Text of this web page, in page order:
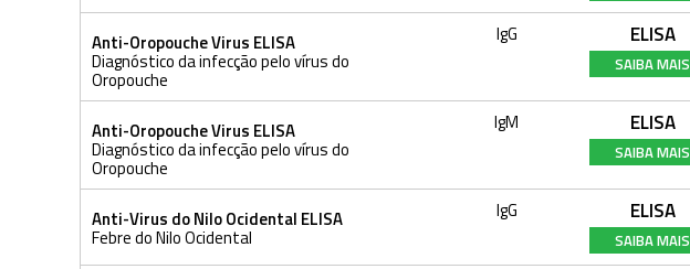
Anti-Oropouche Virus ELISA
Diagnóstico da infecção pelo vírus do
Oropouche
IgG ELISA
SAIBA MAIS
Anti-Oropouche Virus ELISA
Diagnóstico da infecção pelo vírus do
Oropouche
IgM ELISA
SAIBA MAIS
Anti-Virus do Nilo Ocidental ELISA
Febre do Nilo Ocidental
IgG ELISA
SAIBA MAIS